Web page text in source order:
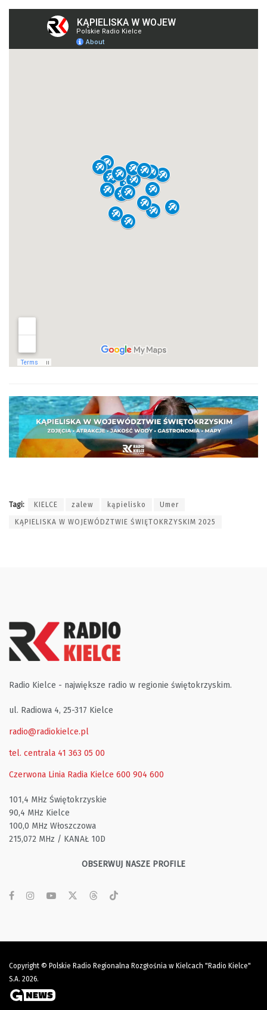
Tagi: KIELCE zalew kąpielisko Umer
KĄPIELISKA W WOJEWÓDZTWIE ŚWIĘTOKRZYSKIM 2025
Radio Kielce - największe radio w regionie świętokrzyskim.
ul. Radiowa 4, 25-317 Kielce
radio@radiokielce.pl
tel. centrala 41 363 05 00
Czerwona Linia Radia Kielce 600 904 600
101,4 MHz Świętokrzyskie
90,4 MHz Kielce
100,0 MHz Włoszczowa
215,072 MHz / KANAŁ 10D
OBSERWUJ NASZE PROFILE
Copyright © Polskie Radio Regionalna Rozgłośnia w Kielcach "Radio Kielce"
S.A. 2026.